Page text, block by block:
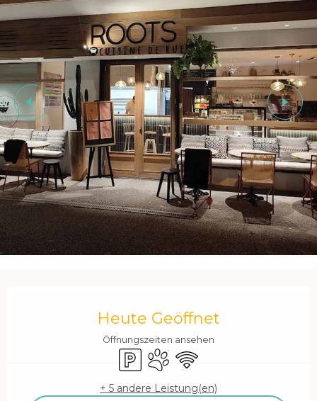
Heute Geöffnet
Öffnungszeiten ansehen
ParkplatzTiere erlaubt
Wi-Fi
+ 5 andere Leistung(en)